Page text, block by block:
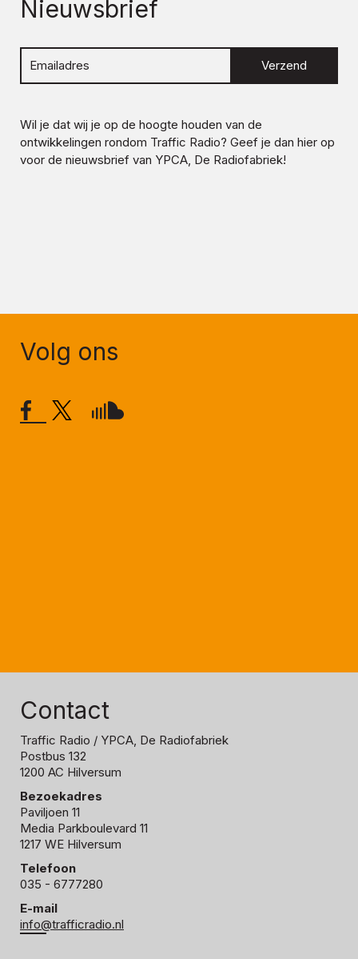
Nieuwsbrief
Verzend
Wil je dat wij je op de hoogte houden van de
ontwikkelingen rondom Traffic Radio? Geef je dan hier op
voor de nieuwsbrief van YPCA, De Radiofabriek!
Volg ons
Contact
Traffic Radio / YPCA, De Radiofabriek
Postbus 132
1200 AC Hilversum
Bezoekadres
Paviljoen 11
Media Parkboulevard 11
1217 WE Hilversum
Telefoon
035 - 6777280
E-mail
info@trafficradio.nl